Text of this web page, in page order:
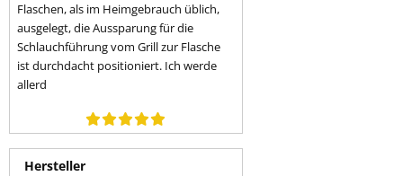
Flaschen, als im Heimgebrauch üblich,
ausgelegt, die Aussparung für die
Schlauchführung vom Grill zur Flasche
ist durchdacht positioniert. Ich werde
allerd
Hersteller